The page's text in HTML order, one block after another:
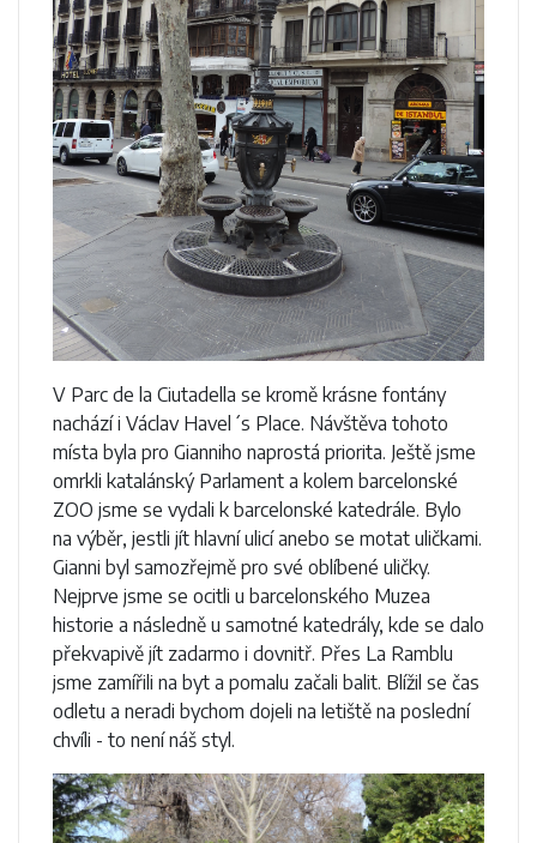
V Parc de la Ciutadella se kromě krásne fontány
nachází i Václav Havel´s Place. Návštěva tohoto
místa byla pro Gianniho naprostá priorita. Ještě jsme
omrkli katalánský Parlament a kolem barcelonské
ZOO jsme se vydali k barcelonské katedrále. Bylo
na výběr, jestli jít hlavní ulicí anebo se motat uličkami.
Gianni byl samozřejmě pro své oblíbené uličky.
Nejprve jsme se ocitli u barcelonského Muzea
historie a následně u samotné katedrály, kde se dalo
překvapivě jít zadarmo i dovnitř. Přes La Ramblu
jsme zamířili na byt a pomalu začali balit. Blížil se čas
odletu a neradi bychom dojeli na letiště na poslední
chvíli - to není náš styl.